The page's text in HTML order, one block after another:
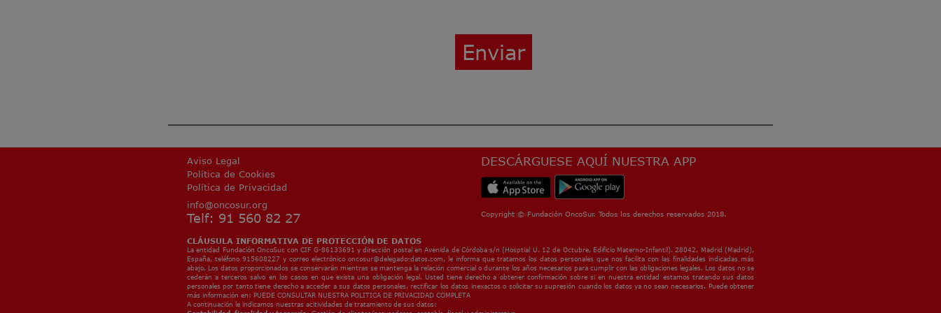
Enviar
Aviso Legal
Política de Cookies
Política de Privacidad
info@oncosur.org
Telf: 91 560 82 27
DESCÁRGUESE AQUÍ NUESTRA APP
Copyright © Fundación OncoSur. Todos los derechos reservados 2018.
CLÁUSULA INFORMATIVA DE PROTECCIÓN DE DATOS
La entidad Fundación OncoSur, con CIF G-86133691 y dirección postal en Avenida de Córdoba s/n (Hosptial U. 12 de Octubre, Edificio Materno-Infantil). 28042, Madrid (Madrid),
España, teléfono 915608227 y correo electrónico oncosur@delegado-datos.com, le informa que tratamos los datos personales que nos facilita con las finalidades indicadas más
abajo. Los datos proporcionados se conservarán mientras se mantenga la relación comercial o durante los años necesarios para cumplir con las obligaciones legales. Los datos no se
cederán a terceros salvo en los casos en que exista una obligación legal. Usted tiene derecho a obtener confirmación sobre si en nuestra entidad estamos tratando sus datos
personales por tanto tiene derecho a acceder a sus datos personales, rectificar los datos inexactos o solicitar su supresión cuando los datos ya no sean necesarios. Puede obtener
más información en: PUEDE CONSULTAR NUESTRA POLITICA DE PRIVACIDAD COMPLETA
A continuación le indicamos nuestras acitividades de tratamiento de sus datos: